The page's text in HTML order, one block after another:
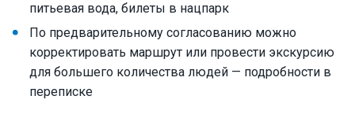
питьевая вода, билеты в нацпарк
По предварительному согласованию можно
корректировать маршрут или провести экскурсию
для большего количества людей — подробности в
переписке